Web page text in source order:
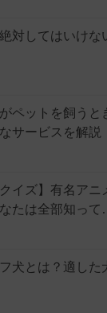
対してはいけな
ペットを飼うと
サービスを解説
クイズ】有名ア
たは全部知っ
フ犬とは？適し